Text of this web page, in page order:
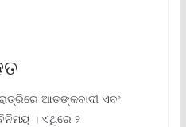
ଆତଙ୍କବାଦୀ ଏବଂ
। ଏଥିରେ ୨